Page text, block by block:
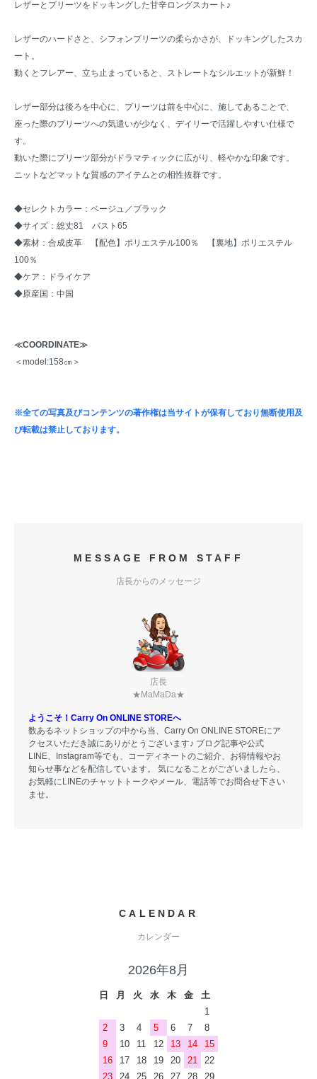
レザーとプリーツをドッキングした甘辛ロングスカート♪
レザーのハードさと、シフォンプリーツの柔らかさが、ドッキングしたスカ
ート。
動くとフレアー、立ち止まっていると、ストレートなシルエットが新鮮！
レザー部分は後ろを中心に、プリーツは前を中心に、施してあることで、
座った際のプリーツへの気遣いが少なく、デイリーで活躍しやすい仕様で
す。
動いた際にプリーツ部分がドラマティックに広がり、軽やかな印象です。
ニットなどマットな質感のアイテムとの相性抜群です。
◆セレクトカラー：ベージュ／ブラック
◆サイズ：総丈81 バスト65
◆素材：合成皮革 【配色】ポリエステル100％ 【裏地】ポリエステル
100％
◆ケア：ドライケア
◆原産国：中国
≪COORDINATE≫
＜model:158㎝＞
※全ての写真及びコンテンツの著作権は当サイトが保有しており無断使用及
び転載は禁止しております。
MESSAGE FROM STAFF
店長からのメッセージ
店長
★MaMaDa★
ようこそ！Carry On ONLINE STOREへ
数あるネットショップの中から当、Carry On ONLINE STOREにア
クセスいただき誠にありがとうございます♪ ブログ記事や公式
LINE、Instagram等でも、コーディネートのご紹介、お得情報やお
知らせ事などを配信しています。 気になることがございましたら、
お気軽にLINEのチャットトークやメール、電話等でお問合せ下さい
ませ。
CALENDAR
カレンダー
2026年8月
日 月 火 水 木 金
土
1
2
3 4 5 6 7
8
9
10 11 12 13 14
15
16
17 18 19 20 21
22
23
24 25 26 27 28 29